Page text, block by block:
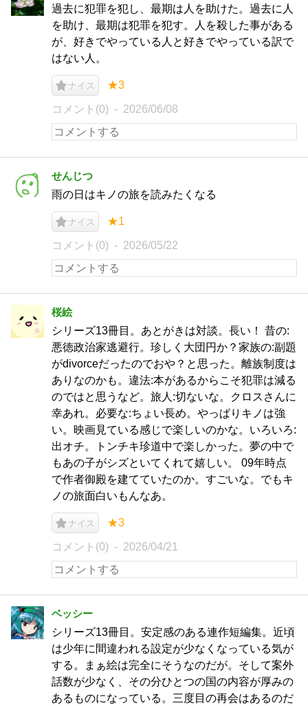
過去に犯罪を犯し、最期は人を助けた。過去に人
を助け、最期は犯罪を犯す。人を殺した事がある
が、好きでやっている人と好きでやっている訳で
はない人。
ナイス ★3
コメント(0) 2026/06/08
せんじつ
雨の日はキノの旅を読みたくなる
ナイス ★1
コメント(0) 2026/05/22
桜絵
シリーズ13冊目。あとがきは対談。長い！ 昔の:
悪徳政治家逃避行。珍しく大団円か？家族の:副題
がdivorceだったのでおや？と思った。離族制度は
ありなのかも。違法:本があるからこそ犯罪は減る
のではと思うなど。旅人:切ないな。クロスさんに
幸あれ。必要な:ちょい長め。やっぱりキノは強
い。映画見ている感じで楽しいのかな。いろいろ:
出オチ。トンチキ珍道中で楽しかった。夢の中で
もあの子がシズといてくれて嬉しい。 09年時点
で作者御殿を建てていたのか。すごいな。でもキ
ノの旅面白いもんなあ。
ナイス ★3
コメント(0) 2026/04/21
ベッシー
シリーズ13冊目。安定感のある連作短編集。近頃
は少年に間違われる設定が少なくなっている気が
する。まぁ絵は完全にそうなのだが。そして案外
話数が少なく、その分ひとつの国の内容が厚みの
あるものになっている。三度目の再会はあるのだ